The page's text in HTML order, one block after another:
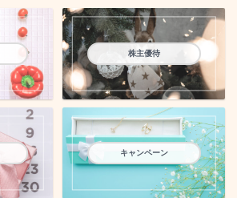
株主優待
キャンペーン